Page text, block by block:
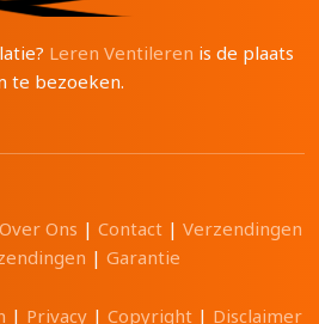
Leren Ventileren is de plaats
te bezoeken.
Over Ons | Contact| Verzendingen
| Garantie
| Privacy | Copyright | Disclaimer